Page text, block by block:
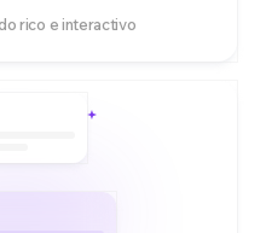
rico e interactivo